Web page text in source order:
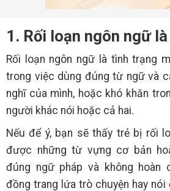
1. Rối loạn ngôn ngữ
Rối loạn ngôn ngữ là tình trạng
trong việc dùng đúng từ ngữ và
nghĩ của mình, hoặc khó khăn
người khác nói hoặc cả hai.
Nếu để ý, bạn sẽ thấy trẻ bị rối
được những từ vựng cơ bản
đúng ngữ pháp và không hoàn
đồng trang lứa trò chuyện hay